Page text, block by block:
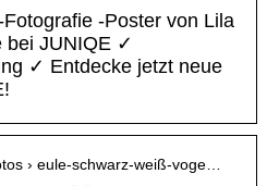
-Poster von Lila
bei JUNIQE ✓
✓ Entdecke jetzt neue
› eule-schwarz-weiß-voge…